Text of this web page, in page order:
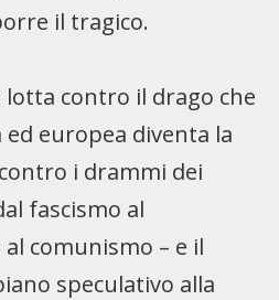
il tragico.
lotta contro il drago che
europea diventa la
i drammi dei
fascismo al
comunismo – e il
speculativo alla